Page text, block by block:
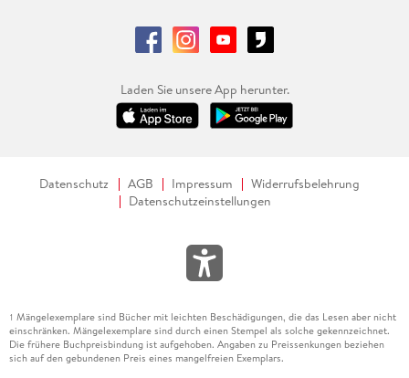
Laden Sie unsere App herunter.
Datenschutz AGB Impressum
Widerrufsbelehrung
Datenschutzeinstellungen
1 Mängelexemplare sind Bücher mit leichten Beschädigungen, die das Lesen aber nicht
einschränken. Mängelexemplare sind durch einen Stempel als solche gekennzeichnet.
Die frühere Buchpreisbindung ist aufgehoben. Angaben zu Preissenkungen beziehen
sich auf den gebundenen Preis eines mangelfreien Exemplars.